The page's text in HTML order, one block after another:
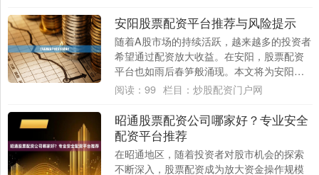
安阳股票配资平台推荐与风险提示
随着A股市场的持续活跃，越来越多的投资者
希望通过配资放大收益。在安阳，股票配资
平台也如雨后春笋般涌现。本文将为安阳投
资者推荐几个相对可靠的配资平台，并重点
阅读： 99 栏目： 炒股配资门户网
昭通股票配资公司哪家好？专业安全
配资平台推荐
在昭通地区，随着投资者对股市机会的探索
不断深入，股票配资成为放大资金操作规模